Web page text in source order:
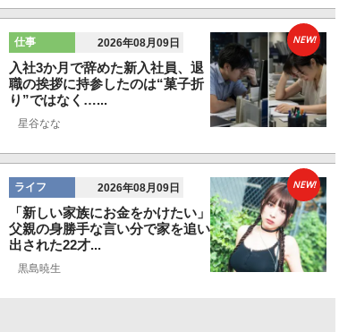
仕事 2026年08月09日
入社3か月で辞めた新入社員、退
職の挨拶に持参したのは“菓子折
り”ではなく…...
星谷なな
NEW!
ライフ 2026年08月09日
「新しい家族にお金をかけたい」
父親の身勝手な言い分で家を追い
出された22才...
黒島暁生
NEW!